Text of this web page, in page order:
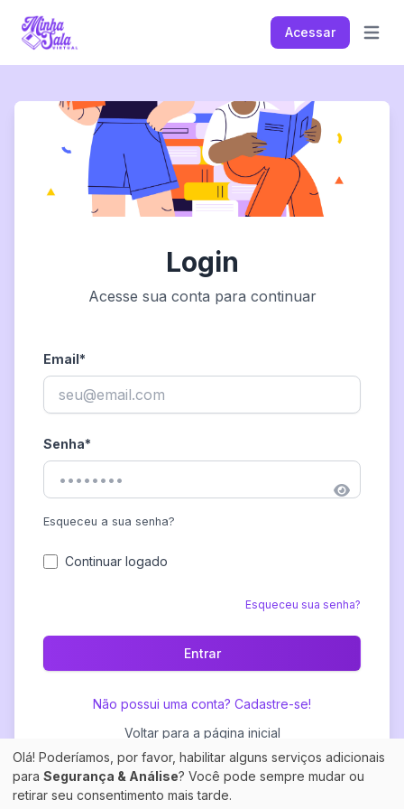
Acessar Abrir
Login
Acesse sua conta para continuar
Email*
Senha*
Esqueceu a sua senha?
Continuar logado
Esqueceu sua senha?
Entrar
Não possui uma conta? Cadastre-se!
Voltar para a página inicial
Olá! Poderíamos, por favor, habilitar alguns serviços adicionais
para Segurança & Análise? Você pode sempre mudar ou
retirar seu consentimento mais tarde.